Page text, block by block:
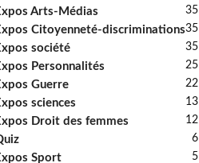
Arts-Médias 35
Citoyenneté-discriminations35
société 35
Personnalités 25
Guerre 22
sciences 13
Droit des femmes 12
6
Sport 5